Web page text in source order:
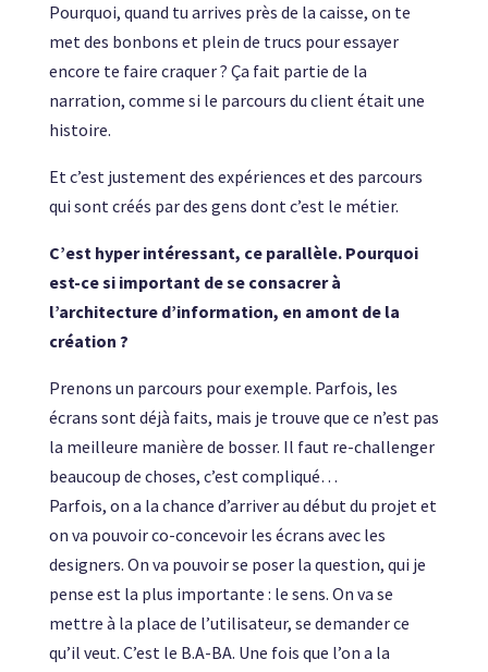
Pourquoi, quand tu arrives près de la caisse, on te
met des bonbons et plein de trucs pour essayer
encore te faire craquer ? Ça fait partie de la
narration, comme si le parcours du client était une
histoire.
Et c’est justement des expériences et des parcours
qui sont créés par des gens dont c’est le métier.
C’est hyper intéressant, ce parallèle. Pourquoi
est-ce si important de se consacrer à
l’architecture d’information, en amont de la
création ?
Prenons un parcours pour exemple. Parfois, les
écrans sont déjà faits, mais je trouve que ce n’est pas
la meilleure manière de bosser. Il faut re-challenger
beaucoup de choses, c’est compliqué…
Parfois, on a la chance d’arriver au début du projet et
on va pouvoir co-concevoir les écrans avec les
designers. On va pouvoir se poser la question, qui je
pense est la plus importante : le sens. On va se
mettre à la place de l’utilisateur, se demander ce
qu’il veut. C’est le B.A-BA. Une fois que l’on a la